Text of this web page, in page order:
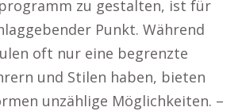
zu gestalten, ist für
Punkt. Während
oft nur eine begrenzte
und Stilen haben, bieten
unzählige Möglichkeiten. –